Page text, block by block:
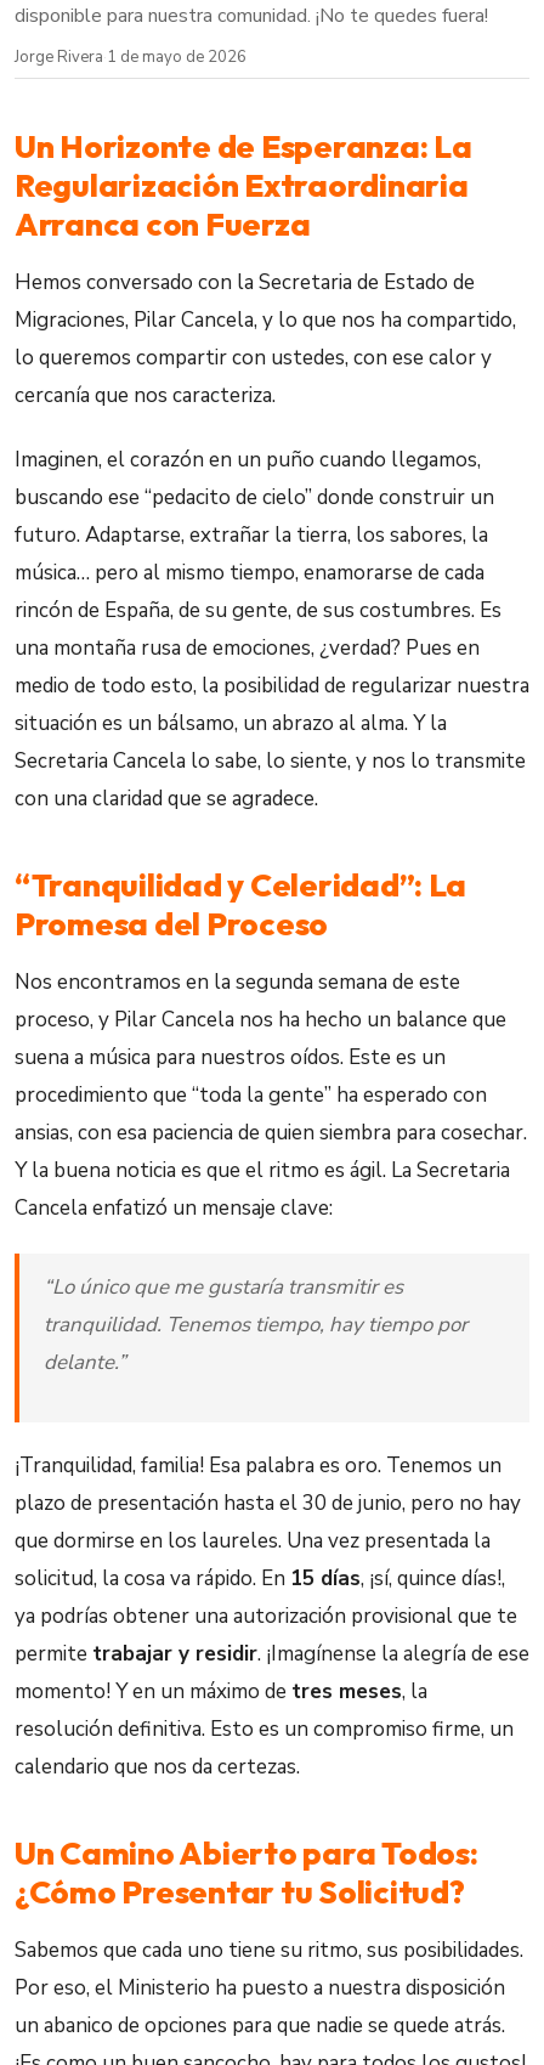
disponible para nuestra comunidad. ¡No te quedes fuera!
Jorge Rivera·1 de mayo de 2026
Un Horizonte de Esperanza: La
Regularización Extraordinaria
Arranca con Fuerza
Hemos conversado con la Secretaria de Estado de
Migraciones, Pilar Cancela, y lo que nos ha compartido,
lo queremos compartir con ustedes, con ese calor y
cercanía que nos caracteriza.
Imaginen, el corazón en un puño cuando llegamos,
buscando ese “pedacito de cielo” donde construir un
futuro. Adaptarse, extrañar la tierra, los sabores, la
música… pero al mismo tiempo, enamorarse de cada
rincón de España, de su gente, de sus costumbres. Es
una montaña rusa de emociones, ¿verdad? Pues en
medio de todo esto, la posibilidad de regularizar nuestra
situación es un bálsamo, un abrazo al alma. Y la
Secretaria Cancela lo sabe, lo siente, y nos lo transmite
con una claridad que se agradece.
“Tranquilidad y Celeridad”: La
Promesa del Proceso
Nos encontramos en la segunda semana de este
proceso, y Pilar Cancela nos ha hecho un balance que
suena a música para nuestros oídos. Este es un
procedimiento que “toda la gente” ha esperado con
ansias, con esa paciencia de quien siembra para cosechar.
Y la buena noticia es que el ritmo es ágil. La Secretaria
Cancela enfatizó un mensaje clave:
“Lo único que me gustaría transmitir es
tranquilidad. Tenemos tiempo, hay tiempo por
delante.”
¡Tranquilidad, familia! Esa palabra es oro. Tenemos un
plazo de presentación hasta el 30 de junio, pero no hay
que dormirse en los laureles. Una vez presentada la
solicitud, la cosa va rápido. En 15 días, ¡sí, quince días!,
ya podrías obtener una autorización provisional que te
permite trabajar y residir. ¡Imagínense la alegría de ese
momento! Y en un máximo de tres meses, la
resolución definitiva. Esto es un compromiso firme, un
calendario que nos da certezas.
Un Camino Abierto para Todos:
¿Cómo Presentar tu Solicitud?
Sabemos que cada uno tiene su ritmo, sus posibilidades.
Por eso, el Ministerio ha puesto a nuestra disposición
un abanico de opciones para que nadie se quede atrás.